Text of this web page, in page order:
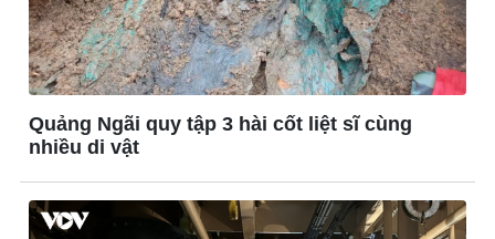
Quảng Ngãi quy tập 3 hài cốt liệt sĩ cùng
nhiều di vật